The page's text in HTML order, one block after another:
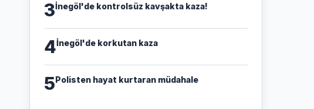
3İnegöl'de kontrolsüz kavşakta kaza!
4İnegöl'de korkutan kaza
5Polisten hayat kurtaran müdahale